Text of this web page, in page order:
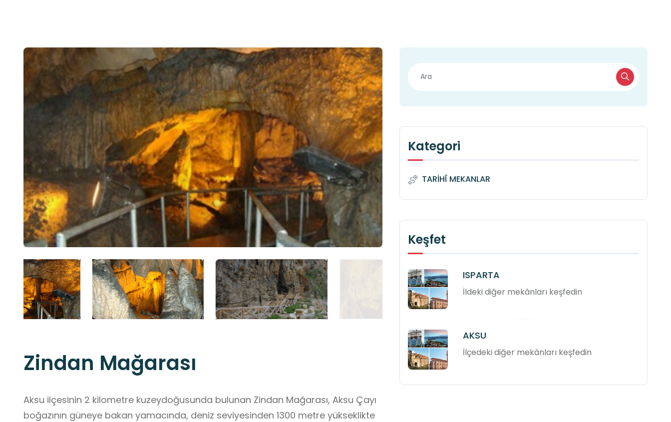
Zindan Mağarası
Aksu ilçesinin 2 kilometre kuzeydoğusunda bulunan Zindan Mağarası, Aksu Çayı
boğazının güneye bakan yamacında, deniz seviyesinden 1300 metre yükseklikte
Kategori
TARİHÎ MEKANLAR
Keşfet
ISPARTA
İldeki diğer mekânları keşfedin
AKSU
İlçedeki diğer mekânları keşfedin